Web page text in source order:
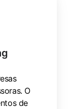
O
de